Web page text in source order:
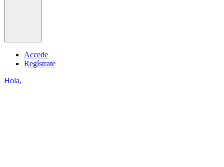
Accede
Regístrate
Hola,